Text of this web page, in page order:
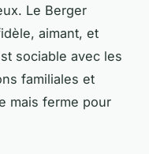
Le Berger
aimant, et
sociable avec les
familiales et
mais ferme pour